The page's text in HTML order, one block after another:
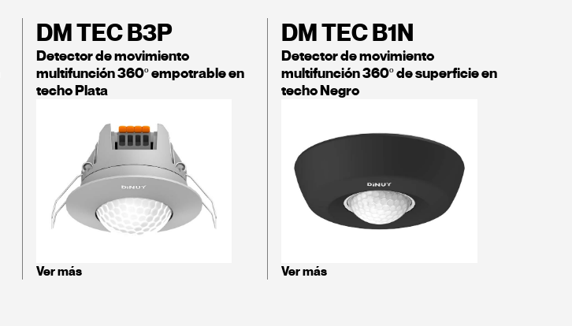
DM TEC B3P
Detector de movimiento
multifunción 360º empotrable en
techo Plata
Ver más
DM TEC B1N
Detector de movimiento
multifunción 360º de superficie en
techo Negro
Ver más